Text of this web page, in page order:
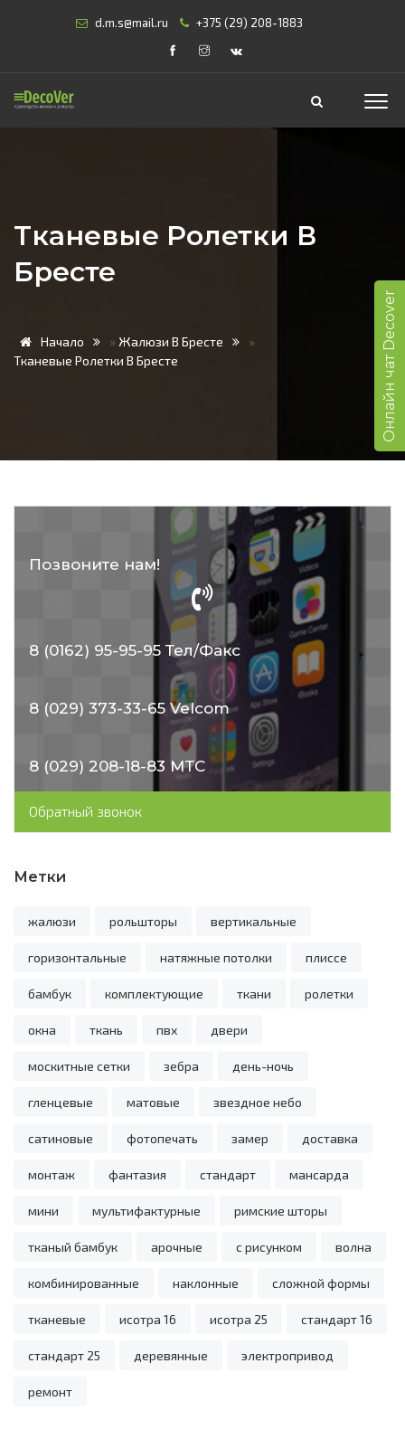
d.m.s@mail.ru +375 (29) 208-1883
Тканевые Ролетки В
Бресте
Начало » Жалюзи В Бресте
»
Тканевые Ролетки В Бресте
Позвоните нам!
8 (0162) 95-95-95 Тел/Факс
8 (029) 373-33-65 Velcom
8 (029) 208-18-83 МТС
Обратный звонок
Метки
жалюзи рольшторы вертикальные
горизонтальные натяжные потолки плиссе
бамбук комплектующие ткани ролетки
окна ткань пвх двери
москитные сетки зебра день-ночь
гленцевые матовые звездное небо
сатиновые фотопечать замер доставка
монтаж фантазия стандарт мансарда
мини мультифактурные римские шторы
тканый бамбук арочные с рисунком волна
комбинированные наклонные сложной формы
тканевые исотра 16 исотра 25 стандарт 16
стандарт 25 деревянные электропривод
ремонт
Онлайн чат Decover